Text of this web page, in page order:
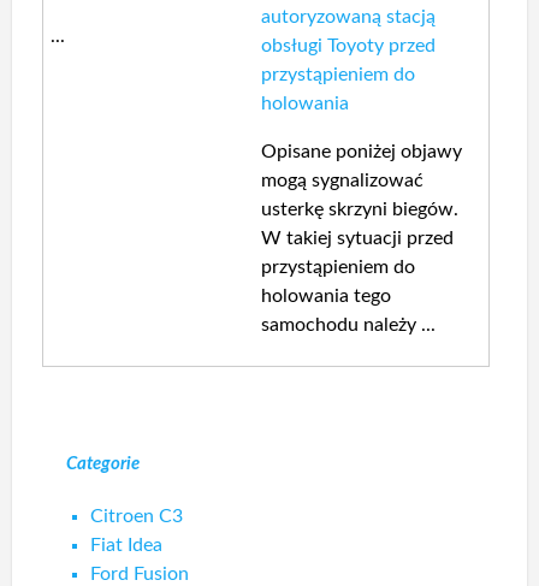
...
autoryzowaną stacją
obsługi Toyoty przed
przystąpieniem do
holowania
Opisane poniżej objawy
mogą sygnalizować
usterkę skrzyni biegów.
W takiej sytuacji przed
przystąpieniem do
holowania tego
samochodu należy ...
Categorie
Citroen C3
Fiat Idea
Ford Fusion